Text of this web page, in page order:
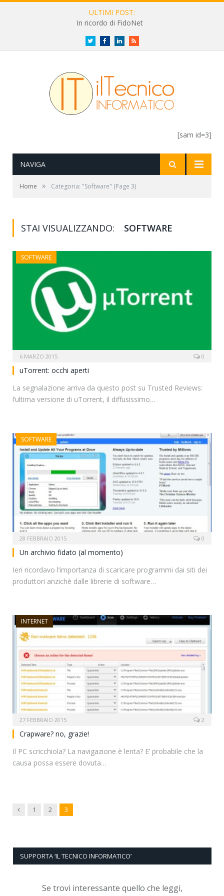
ULTIMI POST:
In ricordo di FidoNet
Twitter FacebookLinkedInRSS
[sam id=3]
NAVIGA
Home » Categoria: "Software" (Page 3)
STAI VISUALIZZANDO: SOFTWARE
SOFTWARE
6 MARZO 2015 0
uTorrent: occhi aperti
La segnalazione arriva da questo post su Trusted Reviews:
l’ultima versione di uTorrent, il diffusissimo…
SOFTWARE
28 FEBBRAIO 2015 0
Un archivio fidato (al momento)
Ieri ricordavo l’importanza di scaricare programmi dai siti dei
produttori anzichè dalle librerie di software…
INTERNET
27 FEBBRAIO 2015 2
Crapware? no, grazie!
Il PC scricchiola? La navigazione è lenta? E’ probabile che la
causa possa essere dovuta…
Previous
1 2 3
SUPPORTA ‘IL TECNICO INFORMATICO’
Se trovi interessante quello che leggi,